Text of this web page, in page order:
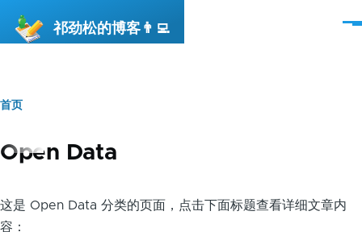
祁劲松的博客👨‍💻
菜
面
包
首页
Open Data
这是 Open Data 分类的页面，点击下面标题查看详细文章内
容：